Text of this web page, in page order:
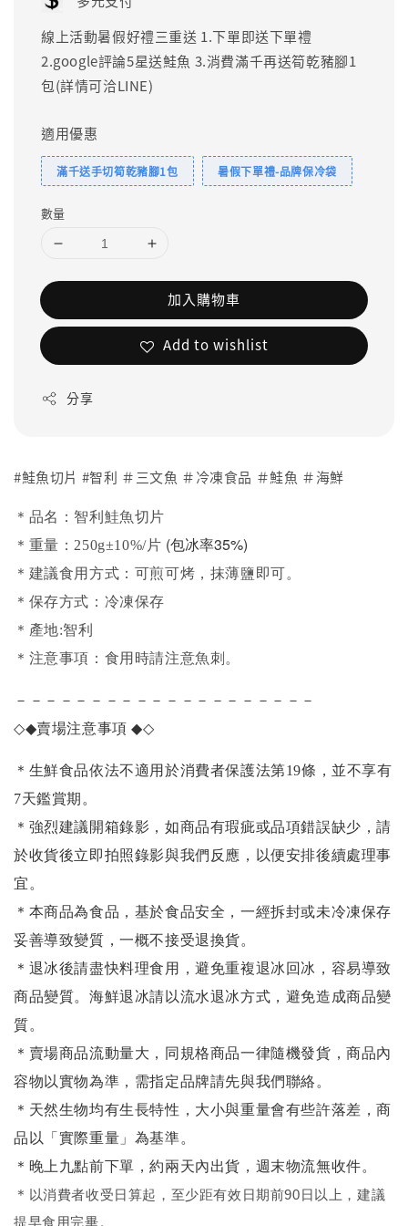
線上活動暑假好禮三重送 1.下單即送下單禮
2.google評論5星送鮭魚 3.消費滿千再送筍乾豬腳1
包(詳情可洽LINE)
適用優惠
滿千送手切筍乾豬腳1包 暑假下單禮-品牌保冷袋
數量
加入購物車
Add to wishlist
分享
#鮭魚切片 #智利 ＃三文魚 ＃冷凍食品 ＃鮭魚 ＃海鮮
＊品名：智利鮭魚切片
＊重量：250g±10%/片 (包冰率35%)
＊建議食用方式：可煎可烤，抹薄鹽即可。
＊保存方式：冷凍保存
＊產地:智利
＊注意事項：食用時請注意魚刺。
－－－－－－－－－－－－－－－－－－－－
◇◆賣場注意事項◆◇
＊生鮮食品依法不適用於消費者保護法第19條，並不享有
7天鑑賞期。
＊強烈建議開箱錄影，如商品有瑕疵或品項錯誤缺少，請
於收貨後立即拍照錄影與我們反應，以便安排後續處理事
宜。
＊本商品為食品，基於食品安全，一經拆封或未冷凍保存
妥善導致變質，一概不接受退換貨。
＊退冰後請盡快料理食用，避免重複退冰回冰，容易導致
商品變質。海鮮退冰請以流水退冰方式，避免造成商品變
質。
＊賣場商品流動量大，同規格商品一律隨機發貨，商品內
容物以實物為準，需指定品牌請先與我們聯絡。
＊天然生物均有生長特性，大小與重量會有些許落差，商
品以「實際重量」為基準。
＊晚上九點前下單，約兩天內出貨，週末物流無收件。
＊ 以消費者收受日算起，至少距有效日期前90日以上，建議
提早食用完畢。